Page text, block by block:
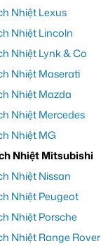
Nhiệt Lexus
Nhiệt Lincoln
Nhiệt Lynk & Co
Nhiệt Maserati
Nhiệt Mazda
Nhiệt Mercedes
Nhiệt MG
Nhiệt Mitsubishi
Nhiệt Nissan
Nhiệt Peugeot
Nhiệt Porsche
Nhiệt Range Rover